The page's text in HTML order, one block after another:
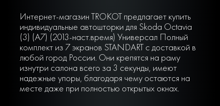
Интернет-магазин TROKOT предлагает купить
индивидуальные автошторки для Skoda Octavia
(3) (A7) (2013-наст.время) Универсал Полный
комплект из 7 экранов STANDART с доставкой в
любой город России. Они крепятся на раму
изнутри салона всего за 3 секунды, имеют
надежные упоры, благодаря чему остаются на
месте даже при полностью открытых окнах.